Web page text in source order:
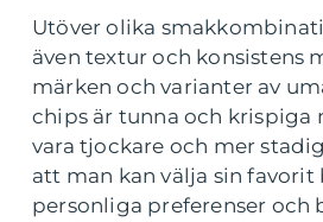
Utöver olika
även textur och konsistens
märken och varianter av
chips är tunna och krispiga
vara tjockare och mer
att man kan välja sin favorit
personliga preferenser och